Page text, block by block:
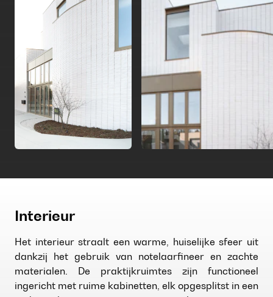
Interieur
Het interieur straalt een warme, huiselijke sfeer uit
dankzij het gebruik van notelaarfineer en zachte
materialen. De praktijkruimtes zijn functioneel
ingericht met ruime kabinetten, elk opgesplitst in een